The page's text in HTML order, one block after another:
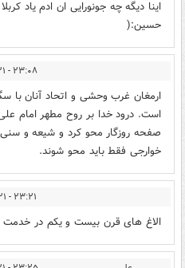
اینا دیگه چه جونورایی ان ادم یاد
حسین:(
۲۳:۰۸ - ۱۳۹۳/۰۳/۲۱
ارمغان غرب وحشی و اتحاد آنان با
است. درود خدا بر روح مطهر امام
صفحه روزگار محو کرد و شیعه و
خوارجی فقط باید محو شوند.
۲۳:۲۱ - ۱۳۹۳/۰۳/۲۱
الاغ های قرن بیست و یکم در خدمت